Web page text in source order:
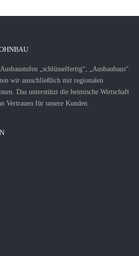
„schlüsselfertig“, „Ausbauhaus“
wir ausschließlich mit regionalen
Das unterstützt die heimische Wirtschaft
Vertrauen für unsere Kunden.